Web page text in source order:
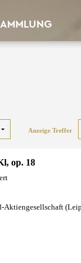
Anzeige Treffer
op. 18
Aktiengesellschaft